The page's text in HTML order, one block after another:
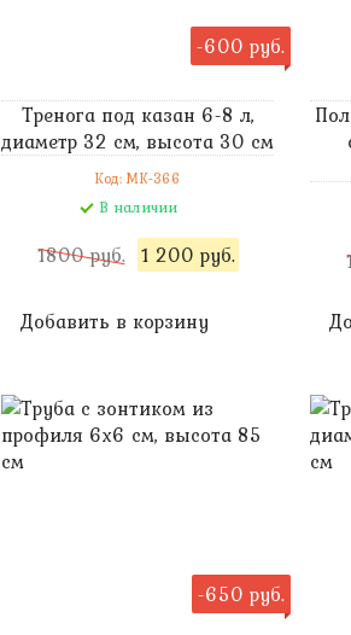
-600 руб.
Тренога под казан 6-8 л,
диаметр 32 см, высота 30 см
Код: MK-366
В наличии
1800 руб. 1 200 руб.
Добавить в корзину
-650 руб.